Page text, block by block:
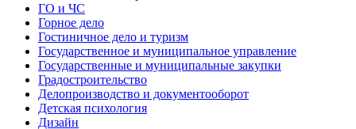
ГО и ЧС
Горное дело
Гостиничное дело и туризм
Государственное и муниципальное управление
Государственные и муниципальные закупки
Градостроительство
Делопроизводство и документооборот
Детская психология
Дизайн